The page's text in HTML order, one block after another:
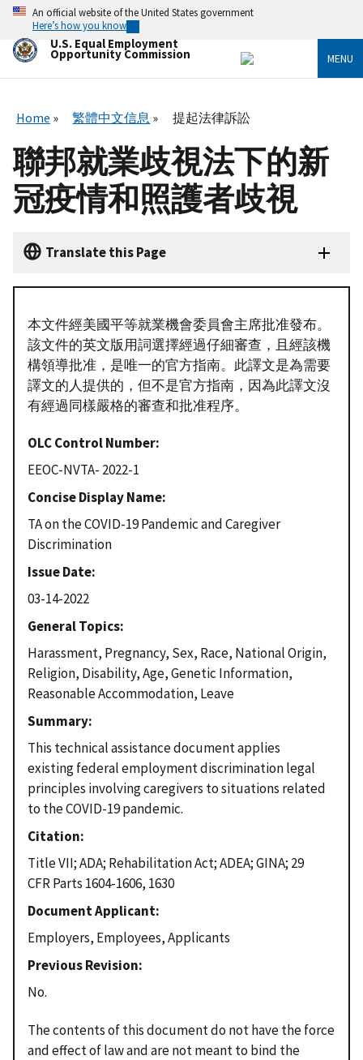
Skip
main
content
An official website of the United States government
Here’s how you know
U.S. Equal Employment
Opportunity Commission MENU
Home 繁體中文信息 提起法律訴訟
聯邦就業歧視法下的新
冠疫情和照護者歧視
Translate this Page
本文件經美國平等就業機會委員會主席批准發布。
該文件的英文版用詞選擇經過仔細審查，且經該機
構領導批准，是唯一的官方指南。此譯文是為需要
譯文的人提供的，但不是官方指南，因為此譯文沒
有經過同樣嚴格的審查和批准程序。
OLC Control Number
EEOC-NVTA- 2022-1
Concise Display Name
TA on the COVID-19 Pandemic and Caregiver
Discrimination
Issue Date
03-14-2022
General Topics
Harassment, Pregnancy, Sex, Race, National Origin,
Religion, Disability, Age, Genetic Information,
Reasonable Accommodation, Leave
Summary
This technical assistance document applies
existing federal employment discrimination legal
principles involving caregivers to situations related
to the COVID-19 pandemic.
Citation
Title VII; ADA; Rehabilitation Act; ADEA; GINA; 29
CFR Parts 1604-1606, 1630
Document Applicant
Employers, Employees, Applicants
Previous Revision
No.
The contents of this document do not have the force
and effect of law and are not meant to bind the